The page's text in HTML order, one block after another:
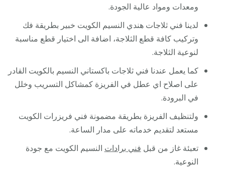
ومعدات ومواد عالية الجودة.
لدينا فني ثلاجات هندي النسيم الكويت خبير بطريقة فك
وتركيب كافة قطع الثلاجة، اضافة الى اختيار قطع مناسبة
لنوعية الثلاجة.
كما يعمل عندنا فني ثلاجات باكستاني النسيم بالكويت القادر
على اصلاح اي عطل في الفريزة كمشاكل التسريب وخلل
في البرودة.
ولتنظيف الفريزة بطريقة مضمونة فني فريزرات الكويت
مستعد لتقديم خدماته على مدار الساعة.
تعبئة غاز من قبل فني برادات النسيم الكويت مع جودة
النوعية.